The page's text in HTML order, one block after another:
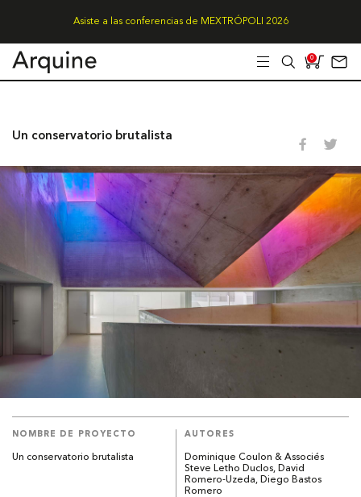
Asiste a las conferencias de MEXTRÓPOLI 2026
0
Un conservatorio brutalista
NOMBRE DE PROYECTO
Un conservatorio brutalista
AUTORES
Dominique Coulon & Associés
Steve Letho Duclos, David
Romero-Uzeda, Diego Bastos
Romero